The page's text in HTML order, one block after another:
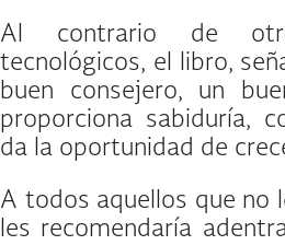
Al contrario de
tecnológicos, el libro,
buen consejero, un
proporciona sabiduría,
da la oportunidad de
A todos aquellos que no
les recomendaría